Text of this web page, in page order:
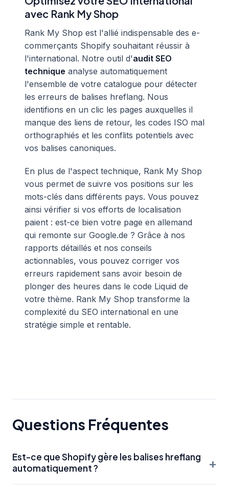
avec Rank My Shop
Rank My Shop est l'allié indispensable des e-
commerçants Shopify souhaitant réussir à
l'international. Notre outil d'audit SEO
technique analyse automatiquement
l'ensemble de votre catalogue pour détecter
les erreurs de balises hreflang. Nous
identifions en un clic les pages auxquelles il
manque des liens de retour, les codes ISO mal
orthographiés et les conflits potentiels avec
vos balises canoniques.
En plus de l'aspect technique, Rank My Shop
vous permet de suivre vos positions sur les
mots-clés dans différents pays. Vous pouvez
ainsi vérifier si vos efforts de localisation
paient : est-ce bien votre page en allemand
qui remonte sur Google.de ? Grâce à nos
rapports détaillés et nos conseils
actionnables, vous pouvez corriger vos
erreurs rapidement sans avoir besoin de
plonger des heures dans le code Liquid de
votre thème. Rank My Shop transforme la
complexité du SEO international en une
stratégie simple et rentable.
Questions Fréquentes
Est-ce que Shopify gère les balises hreflang
automatiquement ?
+